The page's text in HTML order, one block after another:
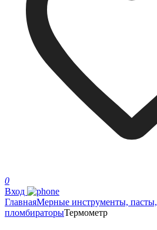
0
Вход
ГлавнаяМерные инструменты, пасты,
пломбираторыТермометр